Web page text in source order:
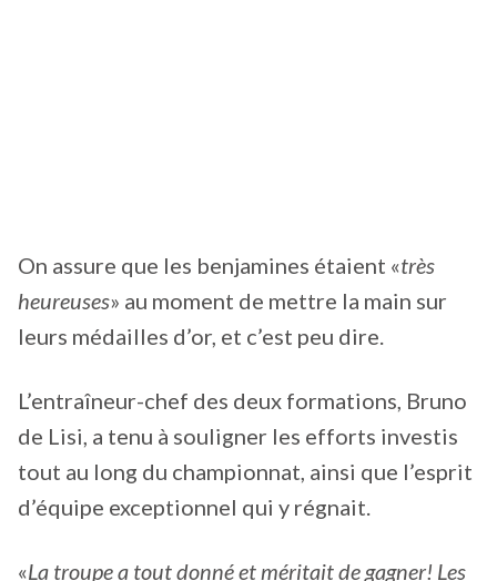
On assure que les benjamines étaient «très
heureuses» au moment de mettre la main sur
leurs médailles d’or, et c’est peu dire.
L’entraîneur-chef des deux formations, Bruno
de Lisi, a tenu à souligner les efforts investis
tout au long du championnat, ainsi que l’esprit
d’équipe exceptionnel qui y régnait.
«La troupe a tout donné et méritait de gagner! Les